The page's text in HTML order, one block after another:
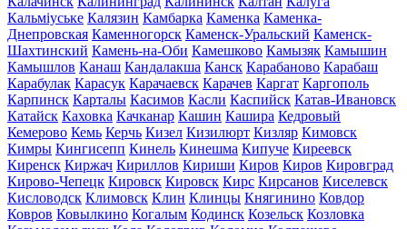
Кальміуське Калязин Камбарка Каменка Каменка-
Днепровская Каменногорск Каменск-Уральский Каменск-
Шахтинский Камень-на-Оби Камешково Камызяк Камышин
Камышлов Канаш Кандалакша Канск Карабаново Карабаш
Карабулак Карасук Карачаевск Карачев Каргат Каргополь
Карпинск Карталы Касимов Касли Каспийск Катав-Ивановск
Катайск Каховка Качканар Кашин Кашира Кедровый
Кемерово Кемь Керчь Кизел Кизилюрт Кизляр Кимовск
Кимры Кингисепп Кинель Кинешма Кипуче Киреевск
Киренск Киржач Кириллов Кириши Киров Киров Кировград
Кирово-Чепецк Кировск Кировск Кирс Кирсанов Киселевск
Кисловодск Климовск Клин Клинцы Княгинино Ковдор
Ковров Ковылкино Когалым Кодинск Козельск Козловка